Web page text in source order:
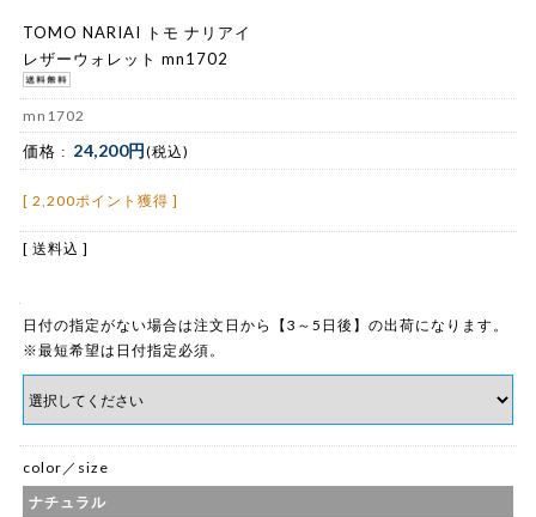
TOMO NARIAI トモ ナリアイ
レザーウォレット mn1702
mn1702
価格 : 24,200円(税込)
[ 2,200ポイント獲得 ]
[ 送料込 ]
日付の指定がない場合は注文日から【3～5日後】の出荷になります。
※最短希望は日付指定必須。
color／size
ナチュラル